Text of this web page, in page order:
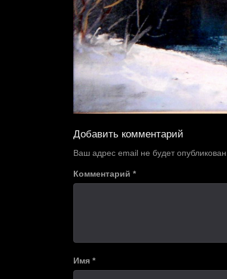
Добавить комментарий
Ваш адрес email не будет опубликован.
Комментарий *
Имя *